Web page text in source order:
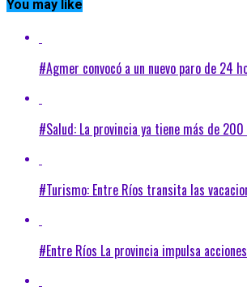
You may like
#Agmer convocó a un nuevo paro de 24
#Salud: La provincia ya tiene más de
#Turismo: Entre Ríos transita las
#Entre Ríos La provincia impulsa